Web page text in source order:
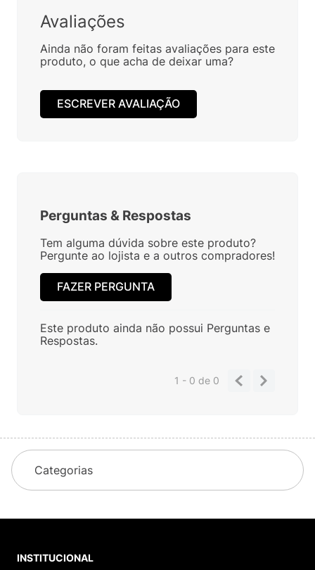
Avaliações
Ainda não foram feitas avaliações para este
produto, o que acha de deixar uma?
ESCREVER AVALIAÇÃO
Perguntas & Respostas
Tem alguma dúvida sobre este produto?
Pergunte ao lojista e a outros compradores!
FAZER PERGUNTA
Este produto ainda não possui Perguntas e
Respostas.
1 - 0de 0
Categorias
INSTITUCIONAL